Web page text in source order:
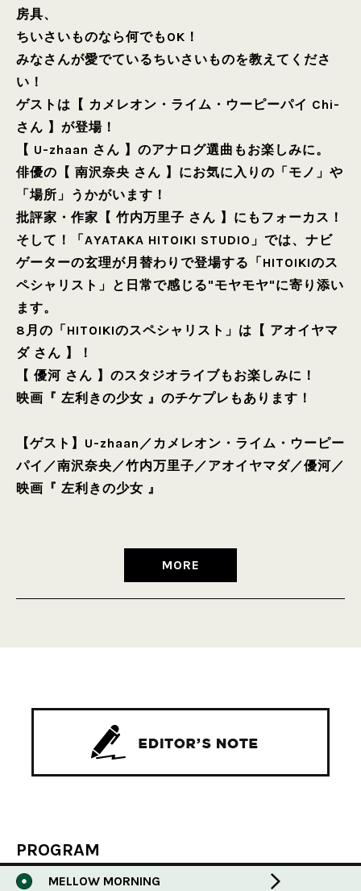
房具、
ちいさいものなら何でもOK！
みなさんが愛でているちいさいものを教えてくださ
い！
ゲストは【 カメレオン・ライム・ウーピーパイ Chi-
さん 】が登場！
【 U-zhaan さん 】のアナログ選曲もお楽しみに。
俳優の【 南沢奈央 さん 】にお気に入りの「モノ」や
「場所」うかがいます！
批評家・作家【 竹内万里子 さん 】にもフォーカス！
そして！「AYATAKA HITOIKI STUDIO」では、ナビ
ゲーターの玄理が月替わりで登場する「HITOIKIのス
ペシャリスト」と日常で感じる"モヤモヤ"に寄り添い
ます。
8月の「HITOIKIのスペシャリスト」は【 アオイヤマ
ダ さん 】！
【 優河 さん 】のスタジオライブもお楽しみに！
映画『 左利きの少女 』のチケプレもあります！
【ゲスト】 U-zhaan ／カメレオン・ライム・ウーピー
パイ ／南沢奈央／竹内万里子／アオイヤマダ／優河／
映画『 左利きの少女 』
MORE
PROGRAM
MELLOW MORNING